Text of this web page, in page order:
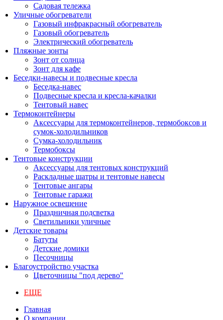
Садовая тележка
Уличные обогреватели
Газовый инфракрасный обогреватель
Газовый обогреватель
Электрический обогреватель
Пляжные зонты
Зонт от солнца
Зонт для кафе
Беседки-навесы и подвесные кресла
Беседка-навес
Подвесные кресла и кресла-качалки
Тентовый навес
Термоконтейнеры
Аксессуары для термоконтейнеров, термобоксов и
сумок-холодильников
Сумка-холодильник
Термобоксы
Тентовые конструкции
Аксессуары для тентовых конструкций
Раскладные шатры и тентовые навесы
Тентовые ангары
Тентовые гаражи
Наружное освещение
Праздничная подсветка
Светильники уличные
Детские товары
Батуты
Детские домики
Песочницы
Благоустройство участка
Цветочницы "под дерево"
ЕЩЕ
Главная
О компании